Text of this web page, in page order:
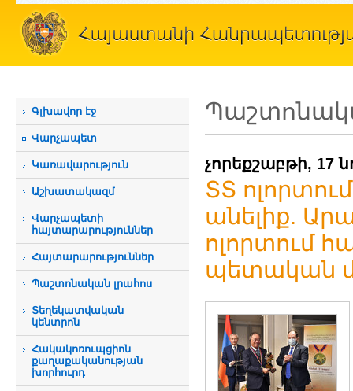
Գլխավոր էջ
Վարչապետ
Կառավարություն
Աշխատակազմ
Վարչապետի
հայտարարություններ
Հայտարարություններ
Պաշտոնական լրահոս
Տեղեկատվական
կենտրոն
Հակակոռուպցիոն
քաղաքականության
խորհուրդ
չորեքշաբթի, 17
ՏՏ
անելիք.
ոլորտում
պետական